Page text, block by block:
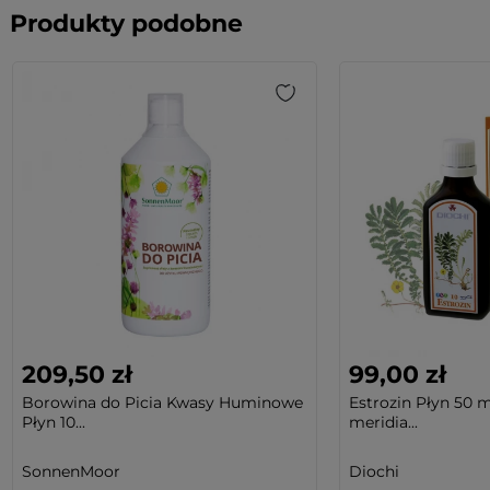
Produkty podobne
209,50 zł
Borowina do Picia Kwasy Huminowe
Płyn 10...
SonnenMoor
99,00 zł
Estrozin Płyn 50
meridia...
Diochi